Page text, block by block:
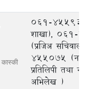
कास्की
061-455936
शाखा), 061-
(प्रजिअ
455075
प्रतिलिपी तथा
अभिलेख )